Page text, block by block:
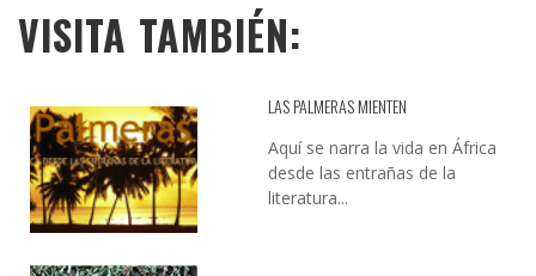
VISITA TAMBIÉN:
LAS PALMERAS MIENTEN
Aquí se narra la vida en África
desde las entrañas de la
literatura...